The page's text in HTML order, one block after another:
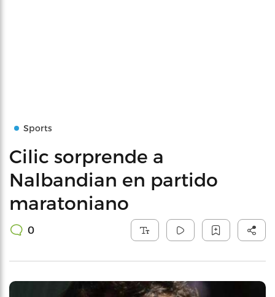
Sports
Cilic sorprende a
Nalbandian en partido
maratoniano
0